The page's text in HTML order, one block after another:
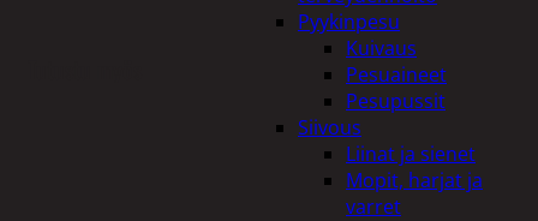
Pyykinpesu
Kuivaus
Pesuaineet
Pesupussit
Siivous
Liinat ja sienet
Mopit, harjat ja
varret